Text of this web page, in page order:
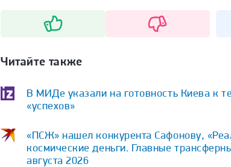
Читайте также
В МИДе указали на готовность Киева к
«успехов»
«ПСЖ» нашел конкурента Сафонову,
космические деньги. Главные
августа 2026